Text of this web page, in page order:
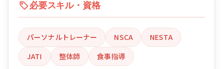
必要スキル・資格
パーソナルトレーナー NSCA
NESTA
JATI
整体師 食事指導